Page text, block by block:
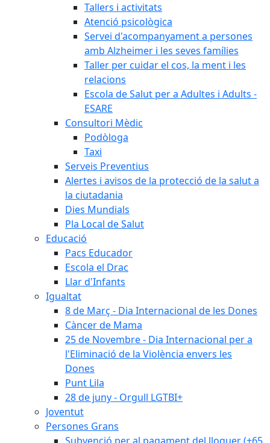
Tallers i activitats
Atenció psicològica
Servei d'acompanyament a persones
amb Alzheimer i les seves famílies
Taller per cuidar el cos, la ment i les
relacions
Escola de Salut per a Adultes i Adults -
ESARE
Consultori Mèdic
Podòloga
Taxi
Serveis Preventius
Alertes i avisos de la protecció de la salut a
la ciutadania
Dies Mundials
Pla Local de Salut
Educació
Pacs Educador
Escola el Drac
Llar d'Infants
Igualtat
8 de Març - Dia Internacional de les Dones
Càncer de Mama
25 de Novembre - Dia Internacional per a
l'Eliminació de la Violència envers les
Dones
Punt Lila
28 de juny - Orgull LGTBI+
Joventut
Persones Grans